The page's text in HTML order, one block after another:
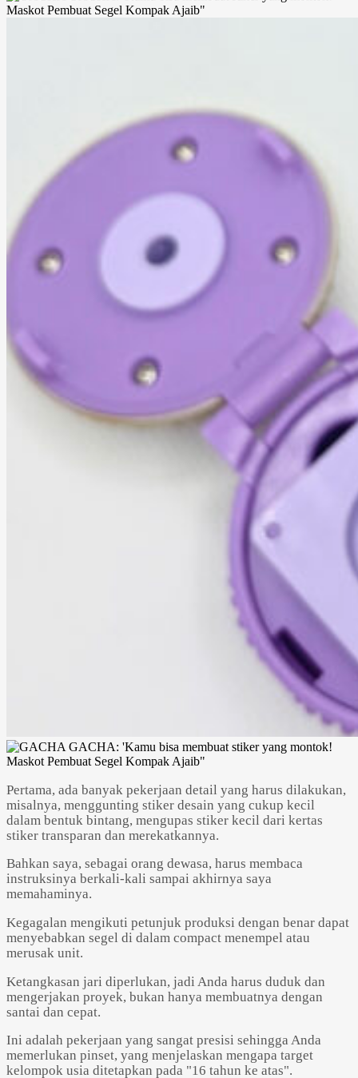
Pertama, ada banyak pekerjaan detail yang harus dilakukan,
misalnya, menggunting stiker desain yang cukup kecil
dalam bentuk bintang, mengupas stiker kecil dari kertas
stiker transparan dan merekatkannya.
Bahkan saya, sebagai orang dewasa, harus membaca
instruksinya berkali-kali sampai akhirnya saya
memahaminya.
Kegagalan mengikuti petunjuk produksi dengan benar dapat
menyebabkan segel di dalam compact menempel atau
merusak unit.
Ketangkasan jari diperlukan, jadi Anda harus duduk dan
mengerjakan proyek, bukan hanya membuatnya dengan
santai dan cepat.
Ini adalah pekerjaan yang sangat presisi sehingga Anda
memerlukan pinset, yang menjelaskan mengapa target
kelompok usia ditetapkan pada "16 tahun ke atas".